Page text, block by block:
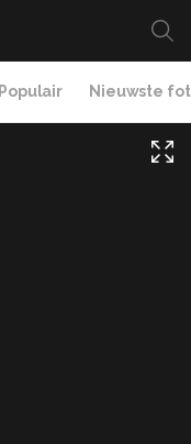
Populair Nieuwste